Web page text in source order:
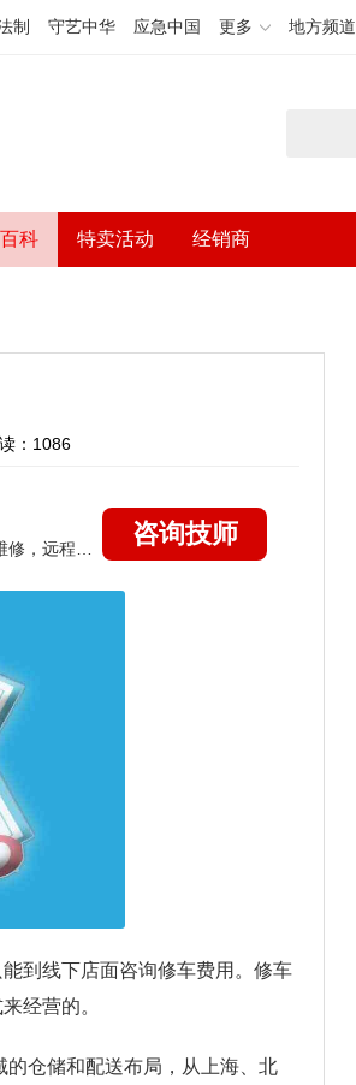
制 守艺中华 应急中国 更多 地方频道
科 特卖活动 经销商
：1086
咨询技师
到线下店面咨询修车费用。修车
经营的。
仓储和配送布局，从上海、北